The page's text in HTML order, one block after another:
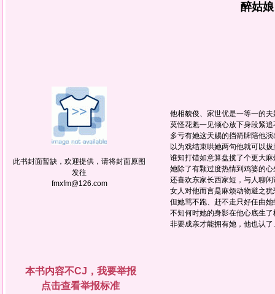
醉姑
此书封面暂缺，欢迎提供，请将封面原图
发往
fmxfm@126.com
他相貌俊、家世优是一等一的
莫怪花魁一见倾心放下身段紧
多亏有她这天赐的挡箭牌陪他
以为戏结束哄她两句他就可以
谁知打错如意算盘揽了个更大
她除了有颗过度热情到鸡婆的
还喜欢东家长西家短，与人聊
女人对他而言是麻烦动物避之
但她骂不跑、赶不走只好任由
不知何时她的身影在他心底生
非要成亲才能拥有她，他也认
本书内容不CJ，我要举报
点击查看举报标准